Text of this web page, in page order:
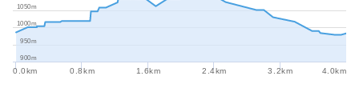
0.0km 0.8km 1.6km 2.4km 3.2km 4.0km
900m
950m
1000m
1050m